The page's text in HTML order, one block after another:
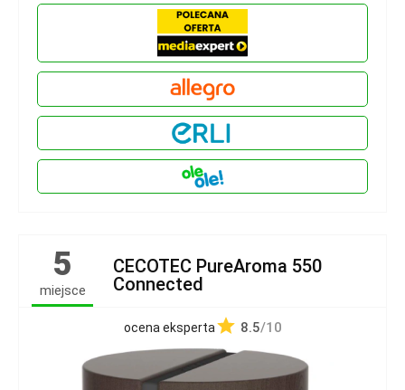
5
miejsce
CECOTEC PureAroma 550
Connected
ocena eksperta 8.5/10